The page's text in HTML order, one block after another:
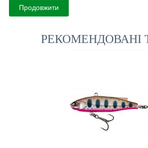
Продовжити
РЕКОМЕНДОВАНІ